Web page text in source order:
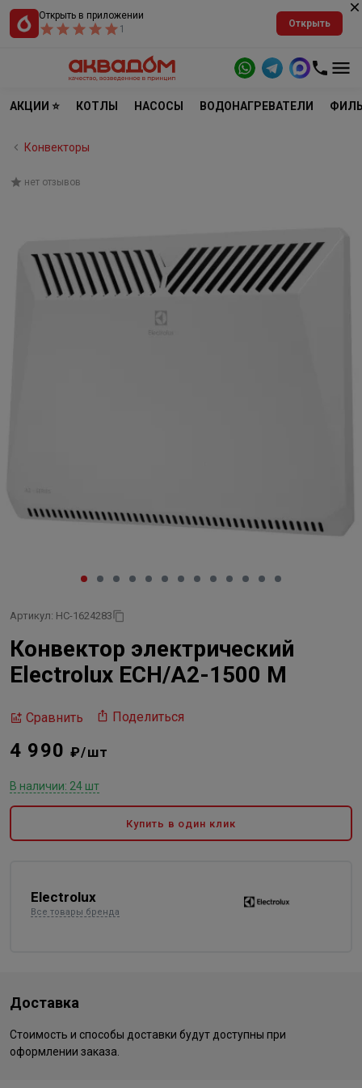
Открыть в приложении
1
Открыть
АКЦИИ ⭐ КОТЛЫ НАСОСЫ ВОДОНАГРЕВАТЕЛИ
Конвекторы
нет отзывов
Артикул: НС-1624283
Конвектор электрический
Electrolux ECH/A2-1500 M
Сравнить Поделиться
4 990₽/шт
В наличии: 24 шт
Купить в один клик
Electrolux
Все товары бренда
Доставка
Стоимость и способы доставки будут доступны при
оформлении заказа.